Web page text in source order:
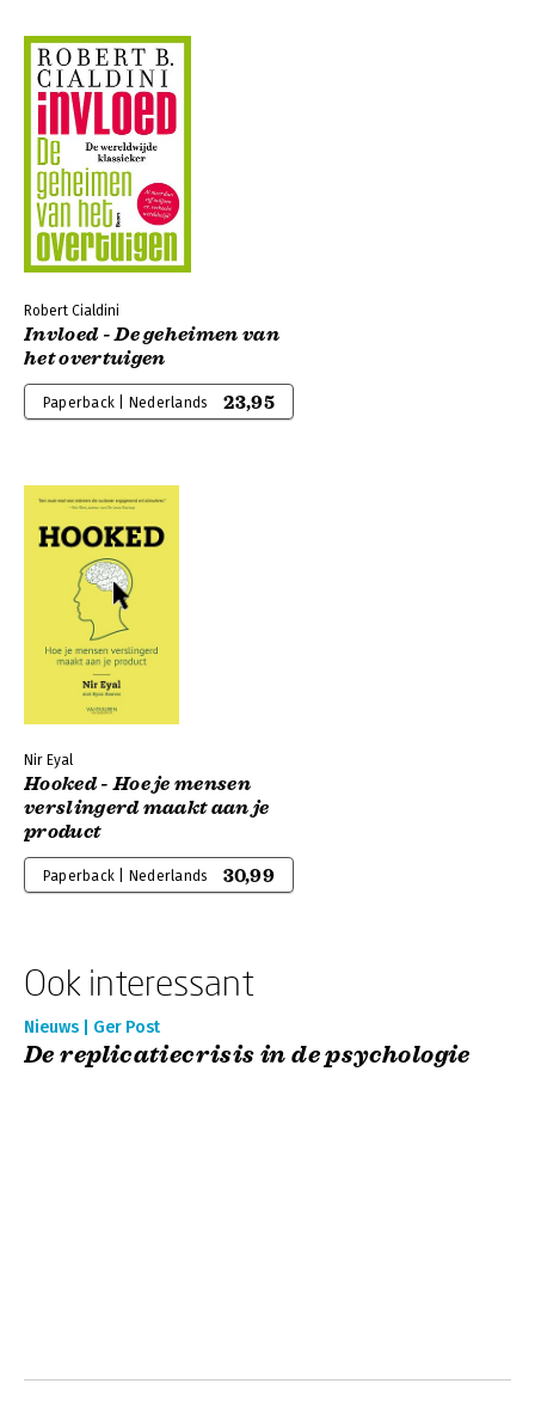
Robert Cialdini
Invloed - De geheimen van
het overtuigen
Paperback | Nederlands 23,95
Nir Eyal
Hooked - Hoe je mensen
verslingerd maakt aan je
product
Paperback | Nederlands 30,99
Ook interessant
Nieuws | Ger Post
De replicatiecrisis in de psychologie